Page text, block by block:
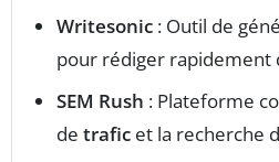
Writesonic : Outil de
pour rédiger rapidement
SEM Rush : Plateforme
de trafic et la recherche